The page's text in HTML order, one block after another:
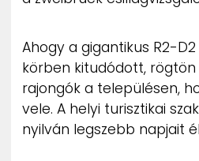
Ahogy a gigantikus R2-
körben kitudódott,
rajongók a településen,
vele. A helyi turisztikai
nyilván legszebb napjait